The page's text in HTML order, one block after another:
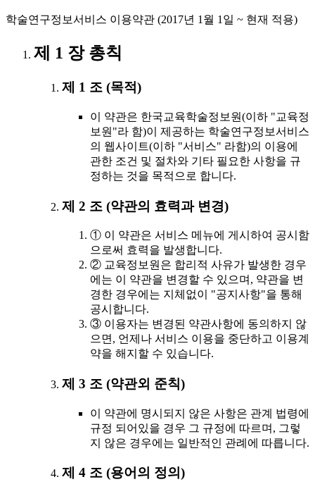
학술연구정보서비스 이용약관 (2017년 1월 1일 ~ 현재 적용)
제 1 장 총칙
제 1 조 (목적)
이 약관은 한국교육학술정보원(이하 "교육정
보원"라 함)이 제공하는 학술연구정보서비스
의 웹사이트(이하 "서비스" 라함)의 이용에
관한 조건 및 절차와 기타 필요한 사항을 규
정하는 것을 목적으로 합니다.
제 2 조 (약관의 효력과 변경)
① 이 약관은 서비스 메뉴에 게시하여 공시함
으로써 효력을 발생합니다.
② 교육정보원은 합리적 사유가 발생한 경우
에는 이 약관을 변경할 수 있으며, 약관을 변
경한 경우에는 지체없이 "공지사항"을 통해
공시합니다.
③ 이용자는 변경된 약관사항에 동의하지 않
으면, 언제나 서비스 이용을 중단하고 이용계
약을 해지할 수 있습니다.
제 3 조 (약관외 준칙)
이 약관에 명시되지 않은 사항은 관계 법령에
규정 되어있을 경우 그 규정에 따르며, 그렇
지 않은 경우에는 일반적인 관례에 따릅니다.
제 4 조 (용어의 정의)